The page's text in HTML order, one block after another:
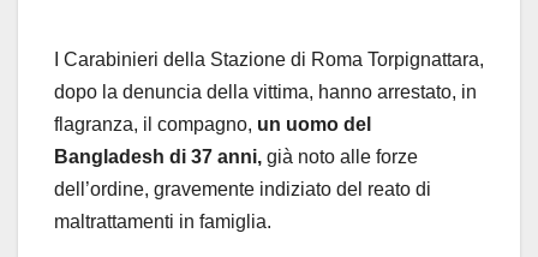
I Carabinieri della Stazione di Roma Torpignattara,
dopo la denuncia della vittima, hanno arrestato, in
flagranza, il compagno, un uomo del
Bangladesh di 37 anni, già noto alle forze
dell’ordine, gravemente indiziato del reato di
maltrattamenti in famiglia.